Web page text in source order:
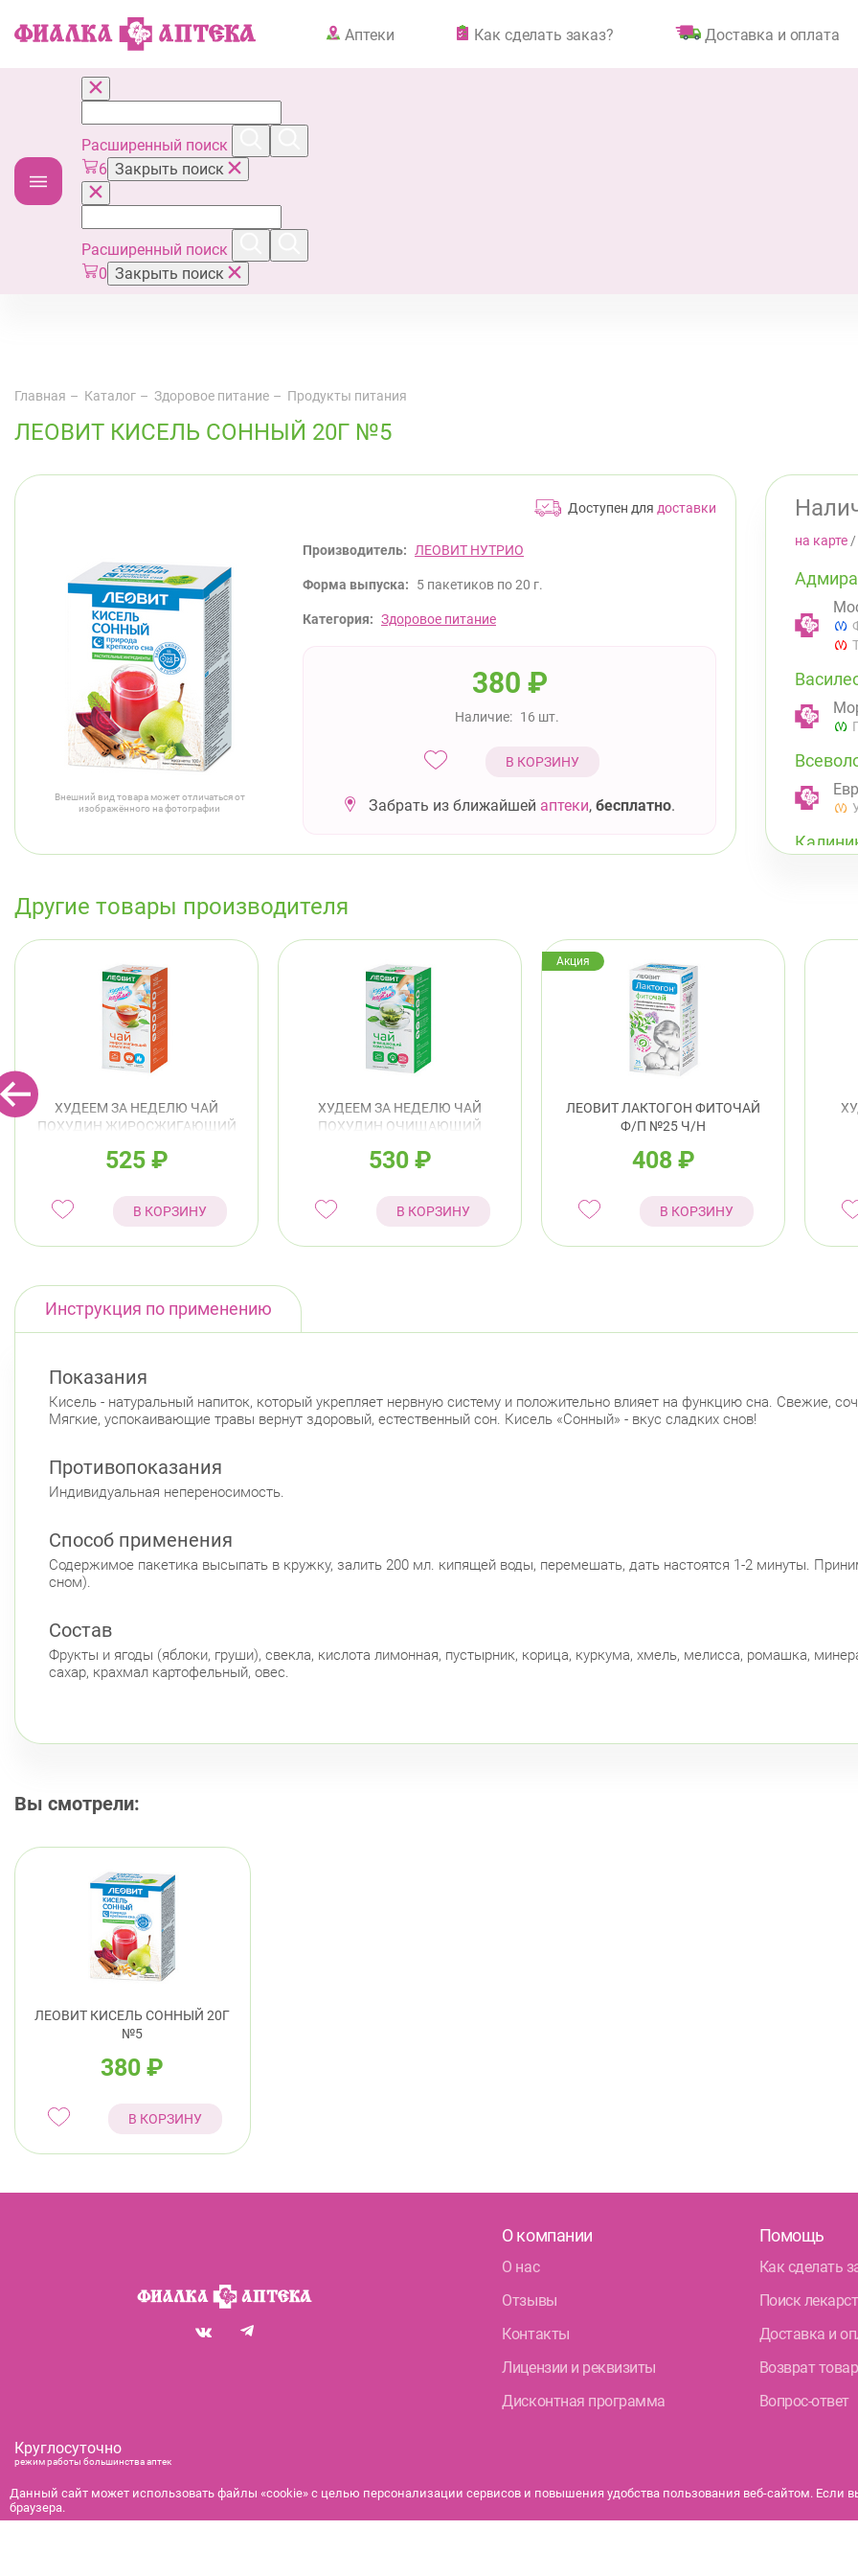
Аптеки Как сделать заказ? Доставка и оплата
Расширенный поиск
6 Закрыть поиск
Расширенный поиск
0 Закрыть поиск
Главная Каталог Здоровое питание Продукты питания
ЛЕОВИТ КИСЕЛЬ СОННЫЙ 20Г №5
Доступен для доставки
Внешний вид товара может отличаться от
изображённого на фотографии
Производитель: ЛЕОВИТ НУТРИО
Форма выпуска: 5 пакетиков по 20 г.
Категория: Здоровое питание
380 ₽
Наличие: 16 шт.
В КОРЗИНУ
Забрать из ближайшей аптеки, бесплатно.
на карте /
пр.
Другие товары производителя
ХУДЕЕМ ЗА НЕДЕЛЮ ЧАЙ
ПОХУДИН ЖИРОСЖИГАЮЩИЙ
525 ₽
В КОРЗИНУ
ХУДЕЕМ ЗА НЕДЕЛЮ ЧАЙ
ПОХУДИН ОЧИЩАЮЩИЙ
530 ₽
В КОРЗИНУ
Акция
ЛЕОВИТ ЛАКТОГОН ФИТОЧАЙ
Ф/П №25 Ч/Н
408 ₽
В КОРЗИНУ
Инструкция по применению
Показания
Кисель - натуральный напиток, который укрепляет нервную систему и положительно влияет на функцию сна. Свежие,
Мягкие, успокаивающие травы вернут здоровый, естественный сон. Кисель «Сонный» - вкус сладких снов!
Противопоказания
Индивидуальная непереносимость.
Способ применения
Содержимое пакетика высыпать в кружку, залить 200 мл. кипящей воды, перемешать, дать настоятся 1-2 минуты.
сном).
Состав
Фрукты и ягоды (яблоки, груши), свекла, кислота лимонная, пустырник, корица, куркума, хмель, мелисса, ромашка,
сахар, крахмал картофельный, овес.
Вы смотрели:
ЛЕОВИТ КИСЕЛЬ СОННЫЙ 20Г
№5
380₽
В КОРЗИНУ
О компании
О нас
Отзывы
Контакты
Лицензии и реквизиты
Дисконтная программа
Помощь
Как сделать
Поиск
Доставка и
Возврат
Вопрос-ответ
Круглосуточно
режим работы большинства аптек
+7 (812) 292-00-00
справочная служба с 9:00 до 21:00
Данный сайт может использовать файлы «cookie» с целью персонализации сервисов и повышения удобства пользования веб-сайтом. Если
браузера.